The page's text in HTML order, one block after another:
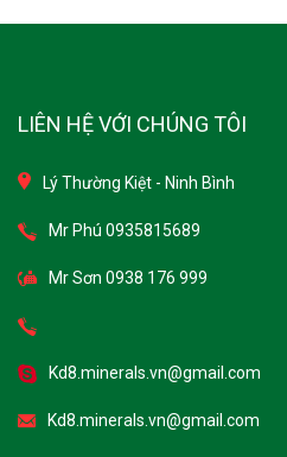
LIÊN HỆ VỚI CHÚNG TÔI
Lý Thường Kiệt - Ninh Bình
Mr Phú 0935815689
Mr Sơn 0938 176 999
Kd8.minerals.vn@gmail.com
Kd8.minerals.vn@gmail.com